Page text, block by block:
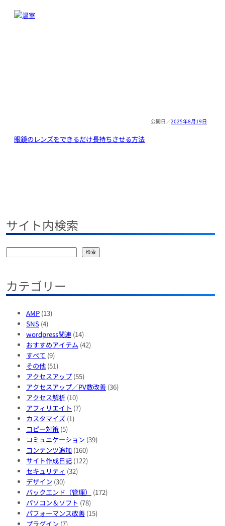
2025年8月19日
眼鏡のレンズをできるだけ長持ちさせる方法
サイト内検索
検索
カテゴリー
AMP (13)
SNS (4)
wordpress関連 (14)
おすすめアイテム (42)
すべて (9)
その他 (51)
アクセスアップ (55)
アクセスアップ／PV数改善 (36)
アクセス解析 (10)
アフィリエイト (7)
カスタマイズ (1)
コピー対策 (5)
コミュニケーション (39)
コンテンツ追加 (160)
サイト作成日記 (122)
セキュリティ (32)
デザイン (30)
バックエンド（管理）
(172)
パソコン＆ソフト (78)
パフォーマンス改善 (15)
プラグイン (7)